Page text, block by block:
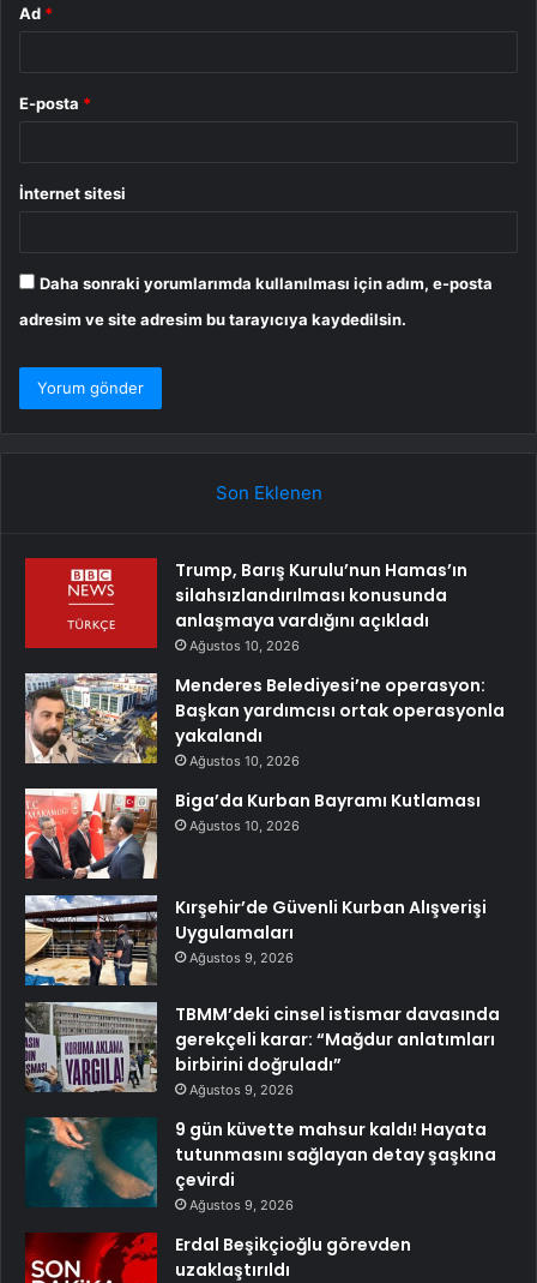
Ad *
E-posta *
İnternet sitesi
Daha sonraki yorumlarımda kullanılması için adım, e-posta
adresim ve site adresim bu tarayıcıya kaydedilsin.
Son Eklenen
Trump, Barış Kurulu’nun Hamas’ın
silahsızlandırılması konusunda
anlaşmaya vardığını açıkladı
Ağustos 10, 2026
Menderes Belediyesi’ne operasyon:
Başkan yardımcısı ortak operasyonla
yakalandı
Ağustos 10, 2026
Biga’da Kurban Bayramı Kutlaması
Ağustos 10, 2026
Kırşehir’de Güvenli Kurban Alışverişi
Uygulamaları
Ağustos 9, 2026
TBMM’deki cinsel istismar davasında
gerekçeli karar: “Mağdur anlatımları
birbirini doğruladı”
Ağustos 9, 2026
9 gün küvette mahsur kaldı! Hayata
tutunmasını sağlayan detay şaşkına
çevirdi
Ağustos 9, 2026
Erdal Beşikçioğlu görevden
uzaklaştırıldı